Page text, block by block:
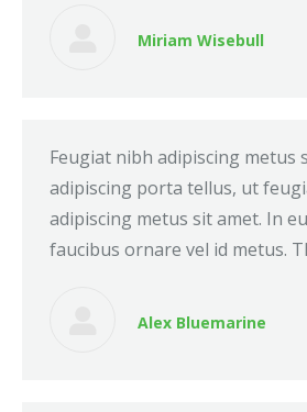
Miriam Wisebull
Feugiat nibh adipiscing metus
adipiscing porta tellus, ut
adipiscing metus sit amet. In
faucibus ornare vel id metus.
Alex Bluemarine